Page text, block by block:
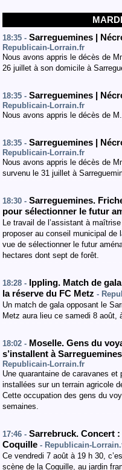
18:35 - Sarreguemines |
Republicain-Lorrain.fr
Nous avons appris le décès de
26 juillet à son domicile à
18:35 - Sarreguemines |
Republicain-Lorrain.fr
Nous avons appris le décès de M.
18:35 - Sarreguemines |
Republicain-Lorrain.fr
Nous avons appris le décès de
survenu le 31 juillet à
18:30 - Sarreguemines.
pour sélectionner le futur
Le travail de l’assistant à
proposer au conseil municipal de
vue de sélectionner le futur
hectares dont sept de forêt.
18:28 - Ippling. Match de
la réserve du FC Metz -
Un match de gala opposant le
Metz aura lieu ce samedi 8 août,
18:02 - Moselle. Gens du
s’installent à
Republicain-Lorrain.fr
Une quarantaine de caravanes et
installées sur un terrain agricole
Cette occupation des gens du
semaines.
17:46 - Sarrebruck. Concert :
Coquille - Republicain-
Ce vendredi 7 août à 19 h 30,
scène de la Coquille, au jardin